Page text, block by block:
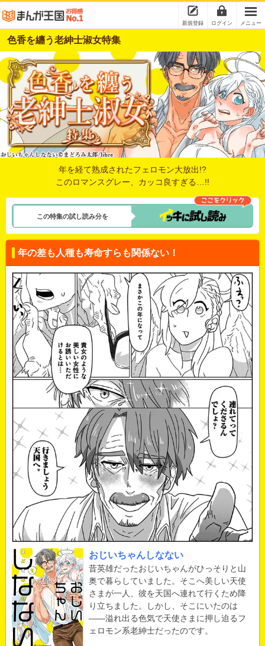
新規登録 ログイン メニュー
色香を纏う老紳士淑女特集
年を経て熟成されたフェロモン大放出!?
このロマンスグレー、カッコ良すぎる…!!
この特集の試し読み分を
年の差も人種も寿命すらも関係ない！
おじいちゃんしなない
昔英雄だったおじいちゃんがひっそりと山
奥で暮らしていました。そこへ美しい天使
さまが一人、彼を天国へ連れて行くため降
り立ちました。しかし、そこにいたのは
――溢れ出る色気で天使さまに押し迫るフ
ェロモン系老紳士だったのです。